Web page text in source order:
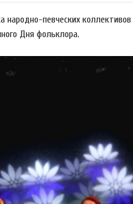
народно-певческих
Дня фольклора.